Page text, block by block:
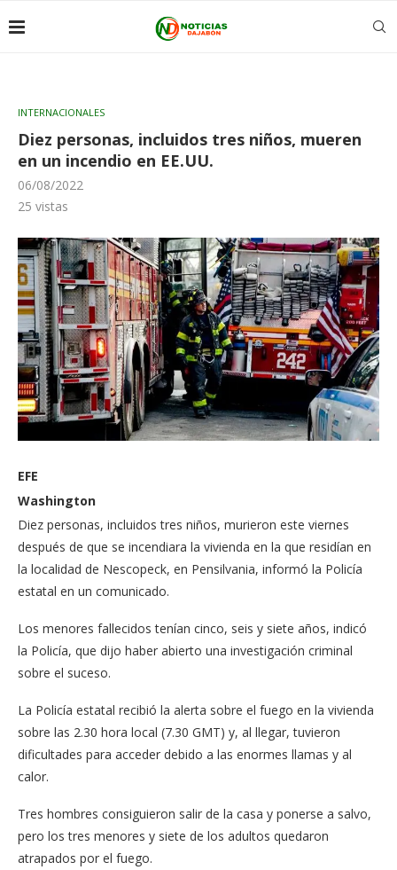
INTERNACIONALES
Diez personas, incluidos tres niños, mueren
en un incendio en EE.UU.
06/08/2022
25 vistas
EFE
Washington
Diez personas, incluidos tres niños, murieron este viernes
después de que se incendiara la vivienda en la que residían en
la localidad de Nescopeck, en Pensilvania, informó la Policía
estatal en un comunicado.
Los menores fallecidos tenían cinco, seis y siete años, indicó
la Policía, que dijo haber abierto una investigación criminal
sobre el suceso.
La Policía estatal recibió la alerta sobre el fuego en la vivienda
sobre las 2.30 hora local (7.30 GMT) y, al llegar, tuvieron
dificultades para acceder debido a las enormes llamas y al
calor.
Tres hombres consiguieron salir de la casa y ponerse a salvo,
pero los tres menores y siete de los adultos quedaron
atrapados por el fuego.